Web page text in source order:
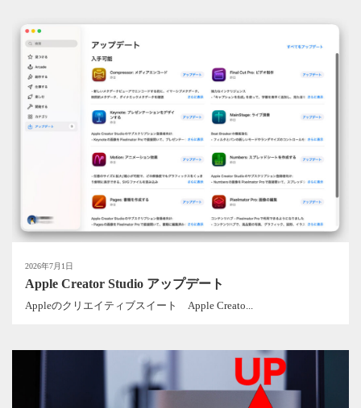
2026年7月1日
Apple Creator Studio アップデート
Appleのクリエイティブスイート Apple Creato...